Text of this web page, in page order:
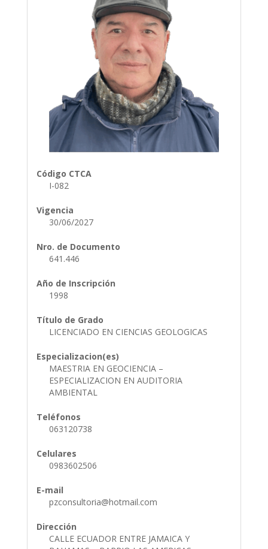
Código CTCA
I-082
Vigencia
30/06/2027
Nro. de Documento
641.446
Año de Inscripción
1998
Título de Grado
LICENCIADO EN CIENCIAS GEOLOGICAS
Especializacion(es)
MAESTRIA EN GEOCIENCIA –
ESPECIALIZACION EN AUDITORIA
AMBIENTAL
Teléfonos
063120738
Celulares
0983602506
E-mail
pzconsultoria@hotmail.com
Dirección
CALLE ECUADOR ENTRE JAMAICA Y